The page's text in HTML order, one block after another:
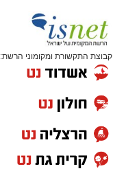
קבוצת התקשורת ומקומוני הרשת: